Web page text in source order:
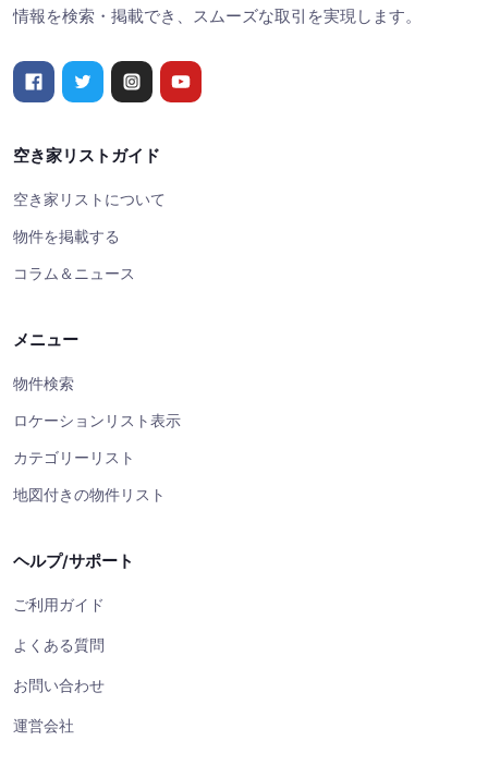
情報を検索・掲載でき、スムーズな取引を実現します。
空き家リストガイド
空き家リストについて
物件を掲載する
コラム＆ニュース
メニュー
物件検索
ロケーションリスト表示
カテゴリーリスト
地図付きの物件リスト
ヘルプ/サポート
ご利用ガイド
よくある質問
お問い合わせ
運営会社